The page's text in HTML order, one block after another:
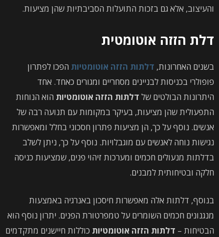
והעיצוב, אלא גם בזכות התועלות הסביבתיות שהן מציעות.
דלת הזזה אוטומטית
בשנים האחרונות, דלתות הזזה אוטומטיות הפכו לפתרון
פופולרי בכניסות לבניינים מסחריים ומגורים כאחד. אחד
היתרונות הבולטים של דלתות הזזה אוטומטיות הוא הנוחות
התפעולית שהן מציעות, בעיקר במקומות עם תנועה רבה של
אנשים. נוסף על כך, הן מציעות פתרון חסכוני בחלל ומאפשרות
נגישות נוחה לאנשים עם מוגבלויות. נוסף על כך, ניתן לשלב
בדלתות מנעולים חכמים ומערכות זיהוי פנים, שמציעות כניסה
חלקה ובטיחותית למבנים.
בנוסף, דלתות אלה מאפשרות חיסכון באנרגיה באמצעות
מנגנונים חכמים השומרים על טמפרטורת הפנים. יתרון נוסף הוא
הבטיחות – דלתות הזזה אוטומטיות כוללות חיישנים מתקדמים